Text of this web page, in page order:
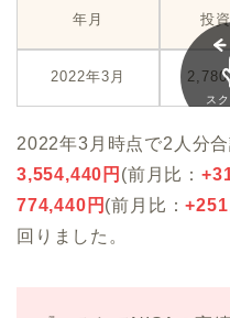
年月 投
2022年3月
ス
2022年3月時点で2人分
3,554,440 円 (前月比：
774,440 円 (前月比：
回りました。